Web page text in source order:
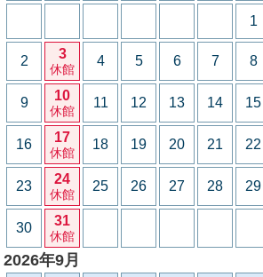
1
2 3
休館
4 5 6 7 8
9 10
休館
11 12 13 14 15
16 17
休館
18 19 20 21 22
23 24
休館
25 26 27 28 29
30 31
休館
2026年9月